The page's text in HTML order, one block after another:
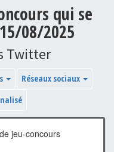
qui se
08/2025
Twitter
Réseaux sociaux
jeu-concours